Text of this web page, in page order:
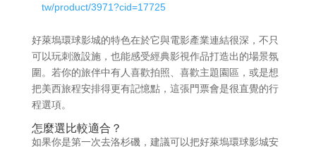
tw/product/3971?cid=17725
好萊塢環球影城的特色在於它與電影產業連結很深，不只
可以玩刺激設施，也能感受經典影視作品打造出的場景氛
圍。若你的旅伴中有人喜歡拍照、喜歡主題園區，或是想
把美西旅程安排得更有記憶點，這張門票會是很直覺的行
程選項。
怎麼選比較適合？
如果你是第一次去洛杉磯，建議可以把好萊塢環球影城安